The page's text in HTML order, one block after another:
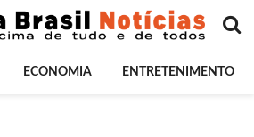
ECONOMIA ENTRETENIMENTO